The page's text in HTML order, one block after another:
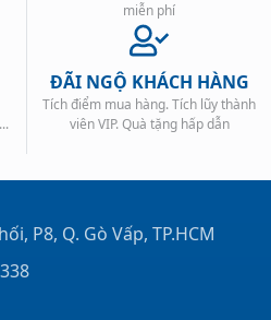
miễn phí
ĐÃI NGỘ KHÁCH HÀNG
Tích điểm mua hàng. Tích lũy thành
viên VIP. Quà tặng hấp dẫn
P8, Q. Gò Vấp, TP.HCM